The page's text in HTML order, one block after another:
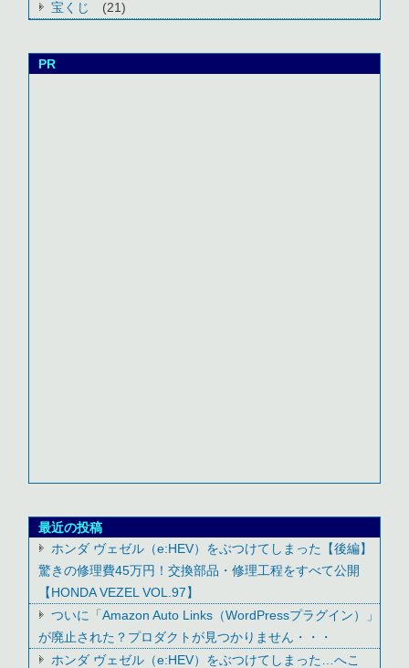
宝くじ (21)
PR
最近の投稿
ホンダ ヴェゼル（e:HEV）をぶつけてしまった【後編】
驚きの修理費45万円！交換部品・修理工程をすべて公開
【HONDA VEZEL VOL.97】
ついに「Amazon Auto Links（WordPressプラグイン）」
が廃止された？プロダクトが見つかりません・・・
ホンダ ヴェゼル（e:HEV）をぶつけてしまった…へこ